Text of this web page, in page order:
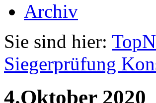
Archiv
Sie sind hier:
Siegerprüfung
4.Oktober 2020